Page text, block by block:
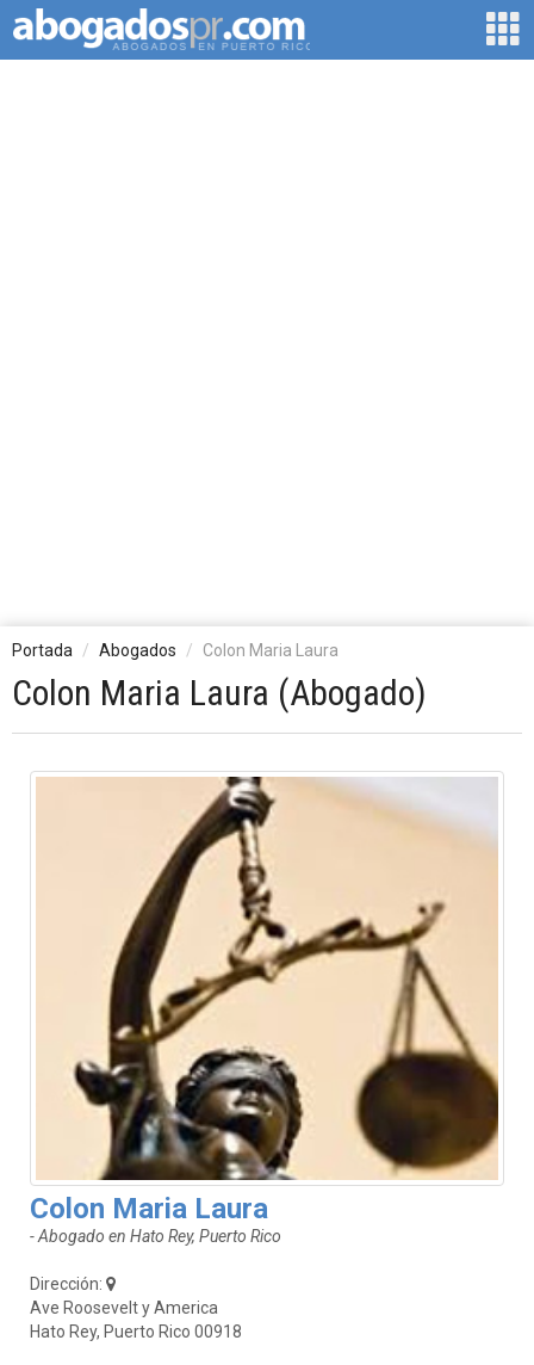
Portada Abogados Colon Maria Laura
Colon Maria Laura (Abogado)
Colon Maria Laura
- Abogado en Hato Rey, Puerto Rico
Dirección:
Ave Roosevelt y America
Hato Rey, Puerto Rico 00918